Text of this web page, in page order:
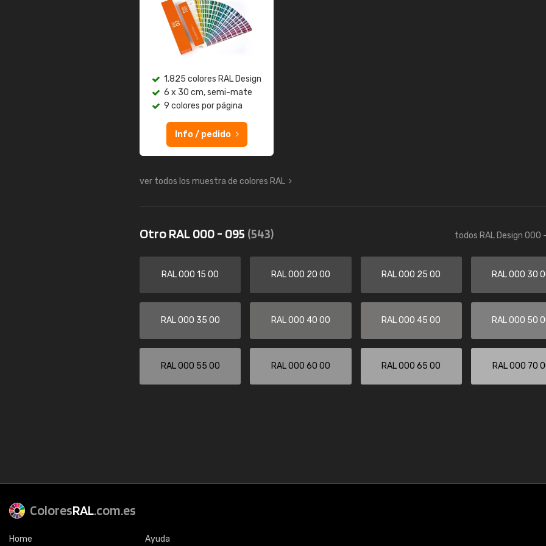
1.825 colores RAL Design
6 x 30 cm, semi-mate
9 colores por página
Info / pedido
ver todos los muestra de colores RAL
Otro RAL 000 - 095 (543) todos RAL Design 000
RAL 000 15 00 RAL 000 20 00 RAL 000 25 00 RAL 000 30
RAL 000 35 00 RAL 000 40 00 RAL 000 45 00 RAL 000 50
RAL 000 55 00 RAL 000 60 00 RAL 000 65 00 RAL 000 70
ColoresRAL.com.es
Home Ayuda